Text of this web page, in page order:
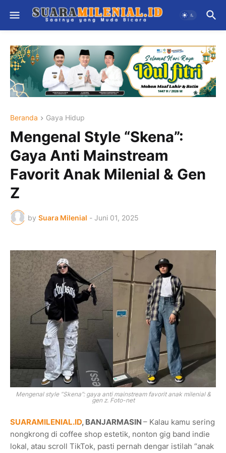
Beranda Gaya Hidup
Mengenal Style “Skena”:
Gaya Anti Mainstream
Favorit Anak Milenial & Gen
Z
by Suara Milenial - Juni 01, 2025
Mengenal style “Skena”: gaya anti mainstream favorit anak milenial &
gen z. Foto-net
SUARAMILENIAL.ID, BANJARMASIN – Kalau kamu sering
nongkrong di coffee shop estetik, nonton gig band indie
lokal, atau scroll TikTok, pasti pernah dengar istilah “anak